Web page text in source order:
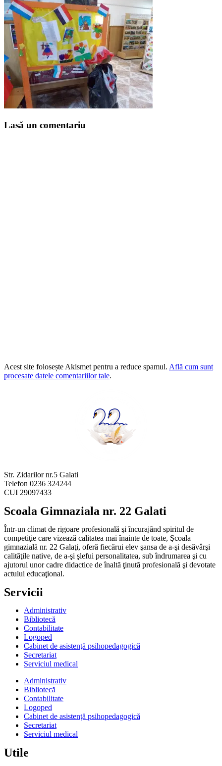
Lasă un comentariu
Acest site folosește Akismet pentru a reduce spamul. Află cum sunt
procesate datele comentariilor tale.
Str. Zidarilor nr.5 Galati
Telefon 0236 324244
CUI 29097433
Scoala Gimnaziala nr. 22 Galati
Într-un climat de rigoare profesională şi încurajând spiritul de
competiţie care vizează calitatea mai înainte de toate, Şcoala
gimnazială nr. 22 Galaţi, oferă fiecărui elev şansa de a-şi desăvârşi
calităţile native, de a-şi şlefui personalitatea, sub îndrumarea şi cu
ajutorul unor cadre didactice de înaltă ţinută profesională şi devotate
actului educaţional.
Servicii
Administrativ
Bibliotecă
Contabilitate
Logoped
Cabinet de asistenţă psihopedagogică
Secretariat
Serviciul medical
Administrativ
Bibliotecă
Contabilitate
Logoped
Cabinet de asistenţă psihopedagogică
Secretariat
Serviciul medical
Utile